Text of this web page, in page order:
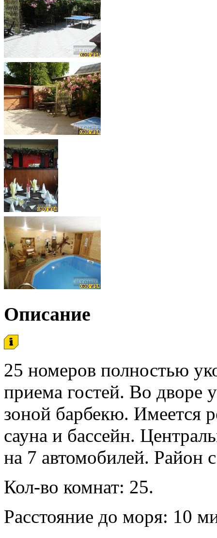
Описание
25 номеров полностью
приема гостей. Во дворе
зоной барбекю. Имеется
сауна и бассейн.
на 7 автомобилей. Район
Кол-во комнат: 25.
Расстояние до моря: 10